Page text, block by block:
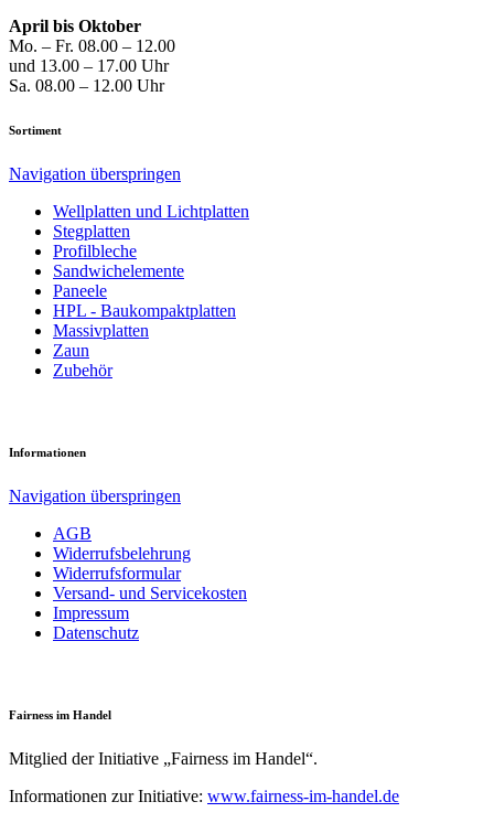
April bis Oktober
Mo. – Fr. 08.00 – 12.00
und 13.00 – 17.00 Uhr
Sa. 08.00 – 12.00 Uhr
Sortiment
Navigation überspringen
Well­platten und Licht­platten
Steg­platten
Profil­bleche
Sandwich­elemente
Paneele
HPL - Bau­kompakt­platten
Massiv­platten
Zaun
Zubehör
Informationen
Navigation überspringen
AGB
Widerrufsbelehrung
Widerrufsformular
Versand- und Servicekosten
Impressum
Datenschutz
Fairness im Handel
Mitglied der Initiative „Fairness im Handel“.
Informationen zur Initiative: www.fairness-im-handel.de